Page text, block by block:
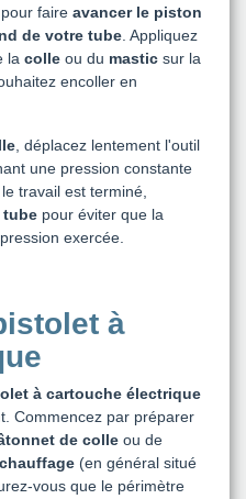
pour faire avancer le piston
de votre tube . Appliquez
la colle ou du mastic sur la
encoller en
, déplacez lentement l'outil
une pression constante
travail est terminé,
tube pour éviter que la
exercée.
à
à cartouche électrique
Commencez par préparer
de colle ou de
(en général situé
vous que le périmètre